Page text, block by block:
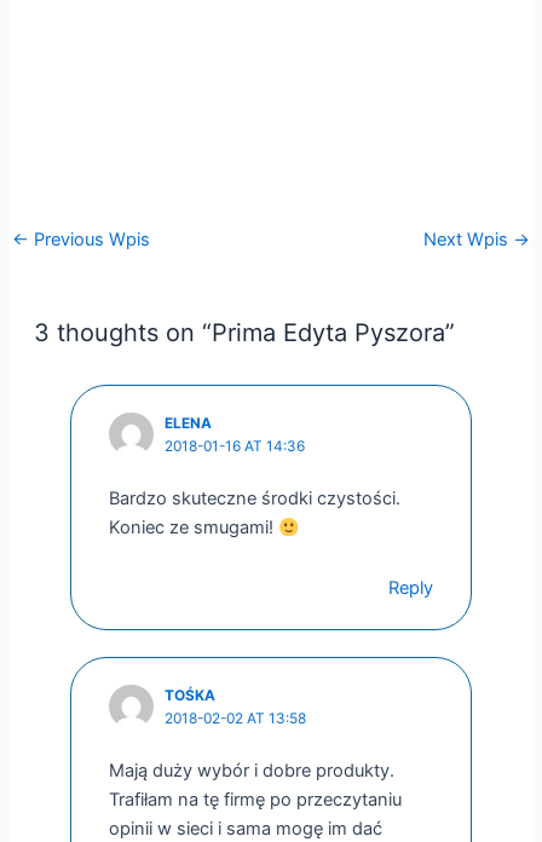
← Previous Wpis Next Wpis →
3 thoughts on “Prima Edyta Pyszora”
ELENA
2018-01-16 AT 14:36
Bardzo skuteczne środki czystości.
Koniec ze smugami!
Reply
TOŚKA
2018-02-02 AT 13:58
Mają duży wybór i dobre produkty.
Trafiłam na tę firmę po przeczytaniu
opinii w sieci i sama mogę im dać